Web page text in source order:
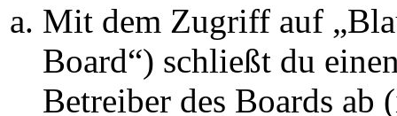
Mit dem Zugriff auf
Board“) schließt du
Betreiber des Boards ab